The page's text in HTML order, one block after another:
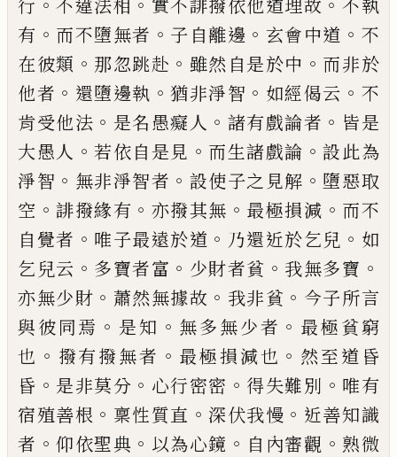
行 不違法相 實不誹撥依他道理故
不執
有 。 而不墮無者 。 子自離邊 。 玄會中道 。 不
在彼類 。 那忽跳赴 。 雖然自是於中 。 而非於
他者 。 還墮邊執 。猶非淨智 。 如經偈云 。 不
肯受他法 。 是名愚癡人 。 諸有戲論者 。 皆是
大愚人 。若依自是見 。 而生諸戲論 。設此為
淨智 。 無非淨智者 。 設使子之見解 。 墮惡取
空 。誹撥緣有 。 亦撥其無 。 最極損減 。 而不
自覺者 。 唯子最遠於道 。 乃還近於乞兒 。 如
乞兒云 。 多寶者富 。 少財者貧 。 我無多寶 。
亦無少財 。 蕭然無據故 。 我非貧 。 今子所言
與彼同焉 。 是知 。 無多無少者 。 最極貧窮
也 。 撥有撥無者 。 最極損減也 。 然至道昏
昏 。 是非莫分 。 心行密密 。 得失難別 。 唯有
宿殖善根 。 稟性質直 。 深伏我慢 。 近善知識
者 。仰依聖典 。 以為心鏡 。 自內審觀 。 熟微